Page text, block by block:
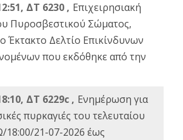
ΔΤ 6230 , Επιχειρησιακή
Πυροσβεστικού Σώματος,
Έκτακτο Δελτίο Επικίνδυνων
που εκδόθηκε από την
ΔΤ 6229c , Ενημέρωση για
πυρκαγιές του τελευταίου
21-07-2026 έως